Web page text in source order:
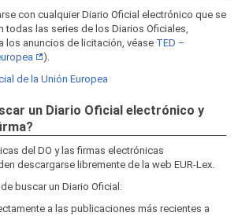
con cualquier Diario Oficial electrónico que se
todas las series de los Diarios Oficiales,
los anuncios de licitación, véase TED –
).
de la Unión Europea
un Diario Oficial electrónico y
del DO y las firmas electrónicas
descargarse libremente de la web EUR‑Lex.
buscar un Diario Oficial:
a las publicaciones más recientes a